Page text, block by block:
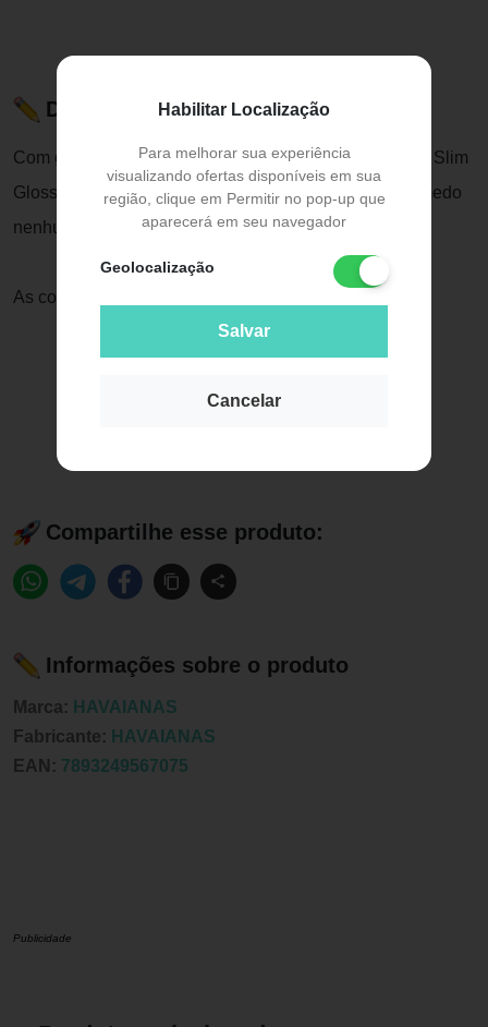
Habilitar Localização
Para melhorar sua experiência
visualizando ofertas disponíveis em sua
região, clique em Permitir no pop-up que
aparecerá em seu navegador
Geolocalização
Salvar
Cancelar
Descrição do Produto
Com glitter holográfico na sola e nas tiras, a Havainas Slim
Gloss é o modelo mais indicado para quem não tem medo
nenhum de brilhar por aí.
As cores são lindas e tiram seus pés da monotonia.
Compartilhe esse produto:
Informações sobre o produto
Marca: HAVAIANAS
Fabricante: HAVAIANAS
EAN: 7893249567075
Publicidade